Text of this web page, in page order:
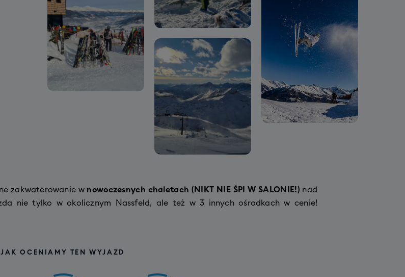
zakwaterowanie w nowoczesnych chaletach (NIKT NIE ŚPI W SALONIE!) nad
nie tylko w okolicznym Nassfeld, ale też w 3 innych ośrodkach w cenie!
JAK OCENIAMY TEN WYJAZD